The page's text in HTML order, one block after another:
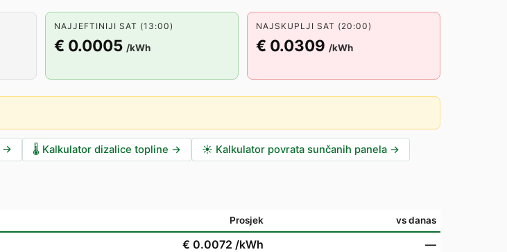
NAJJEFTINIJI SAT (13:00)
€ 0.0005 /kWh
NAJSKUPLJI SAT (20:00)
€ 0.0309 /kWh
→ 🌡️ Kalkulator dizalice topline → ☀️ Kalkulator povrata sunčanih panela →
Prosjek vs danas
€ 0.0072 /kWh
—